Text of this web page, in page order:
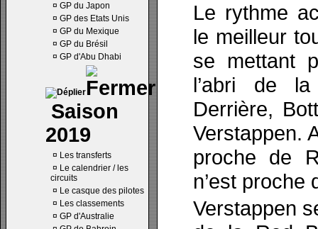
¤ GP du Japon
¤ GP des Etats Unis
¤ GP du Mexique
¤ GP du Brésil
¤ GP d'Abu Dhabi
Saison
2019
¤ Les transferts
¤ Le calendrier / les
circuits
¤ Le casque des pilotes
¤ Les classements
¤ GP d'Australie
Le rythme
le meilleur
se mettant
l’abri de
Derrière,
Verstappen.
proche de
n’est proche
Verstappen